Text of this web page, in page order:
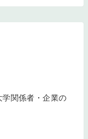
関係者・企業の